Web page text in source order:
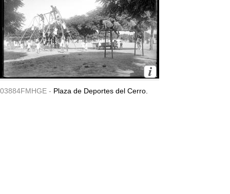
03884FMHGE - Plaza de Deportes del Cerro.